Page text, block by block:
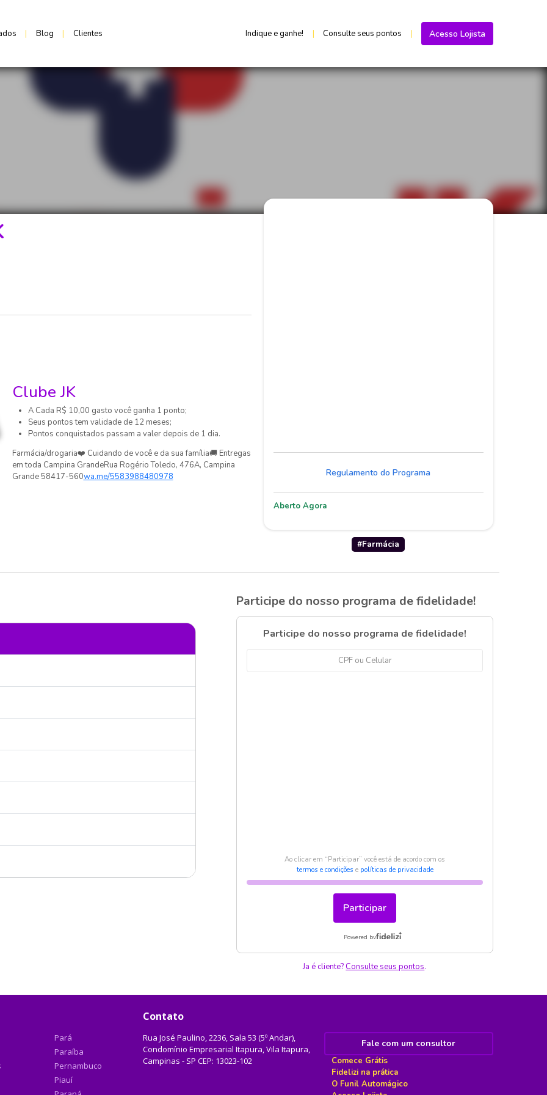
| Blog | Clientes Indique e ganhe! | Consulte seus pontos | Acesso Lojista
Clube JK
A Cada R$ 10,00 gasto você ganha 1 ponto;
Seus pontos tem validade de 12 meses;
Pontos conquistados passam a valer depois de 1 dia.
Farmácia/drogaria❤️ Cuidando de você e da sua família🚚 Entregas
em toda Campina GrandeRua Rogério Toledo, 476A, Campina
Grande 58417-560wa.me/5583988480978 Regulamento do Programa
Aberto Agora
#Farmácia
Participe do nosso programa de fidelidade!
Ja é cliente?Consulte seus pontos.
Pará
Paraíba
Pernambuco
Piauí
Contato
Rua José Paulino, 2236, Sala 53 (5º Andar),
Condomínio Empresarial Itapura, Vila Itapura,
Campinas - SP CEP: 13023-102
Fale com um consultor
Comece Grátis
Fidelizi na prática
O Funil Automágico